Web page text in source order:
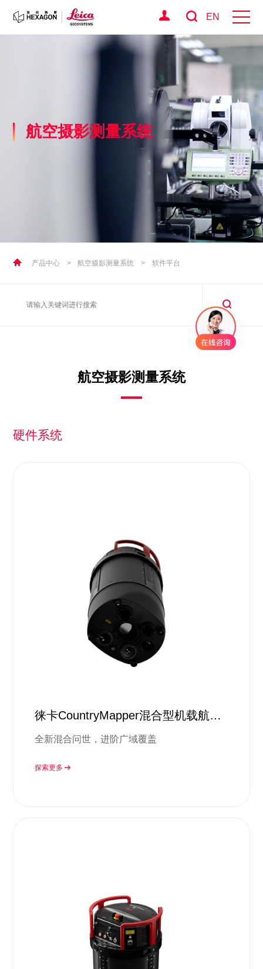
EN
航空摄影测量系统
产品中心 > 航空摄影测量系统 > 软件平台
航空摄影测量系统
硬件系统
徕卡CountryMapper混合型机载航空
测量系统
全新混合问世，进阶广域覆盖
探索更多